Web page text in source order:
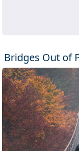
Bridges Out of